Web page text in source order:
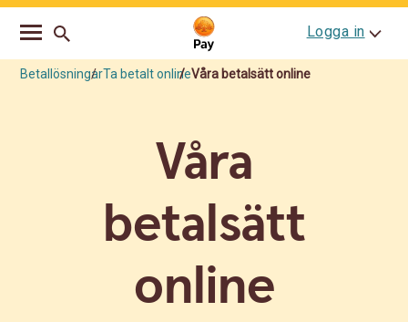
Go
navigation
Skip
Logga in
BetallösningarTa betalt onlineVåra betalsätt online
Våra
betalsätt
online